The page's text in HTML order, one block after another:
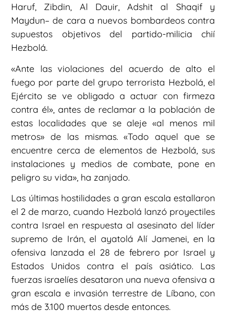
Haruf, Zibdin, Al Dauir, Adshit al Shaqif y
Maydun– de cara a nuevos bombardeos contra
supuestos objetivos del partido-milicia chií
Hezbolá.
«Ante las violaciones del acuerdo de alto el
fuego por parte del grupo terrorista Hezbolá, el
Ejército se ve obligado a actuar con firmeza
contra él», antes de reclamar a la población de
estas localidades que se aleje «al menos mil
metros» de las mismas. «Todo aquel que se
encuentre cerca de elementos de Hezbolá, sus
instalaciones y medios de combate, pone en
peligro su vida», ha zanjado.
Las últimas hostilidades a gran escala estallaron
el 2 de marzo, cuando Hezbolá lanzó proyectiles
contra Israel en respuesta al asesinato del líder
supremo de Irán, el ayatolá Alí Jamenei, en la
ofensiva lanzada el 28 de febrero por Israel y
Estados Unidos contra el país asiático. Las
fuerzas israelíes desataron una nueva ofensiva a
gran escala e invasión terrestre de Líbano, con
más de 3.100 muertos desde entonces.